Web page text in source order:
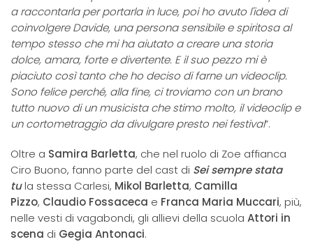
a raccontarla per portarla in luce, poi ho avuto l'idea di
coinvolgere Davide, una persona sensibile e spiritosa al
tempo stesso che mi ha aiutato a creare una storia
dolce, amara, forte e divertente. E il suo pezzo mi è
piaciuto così tanto che ho deciso di farne un videoclip.
Sono felice perché, alla fine, ci troviamo con un brano
tutto nuovo di un musicista che stimo molto, il videoclip e
un cortometraggio da divulgare presto nei festival”.
Oltre a Samira Barletta, che nel ruolo di Zoe affianca
Ciro Buono, fanno parte del cast di Sei sempre stata
tula stessa Carlesi, Mikol Barletta, Camilla
Pizzo, Claudio Fossaceca e Franca Maria Muccari, più,
nelle vesti di vagabondi, gli allievi della scuola Attori in
scena di Gegia Antonaci.